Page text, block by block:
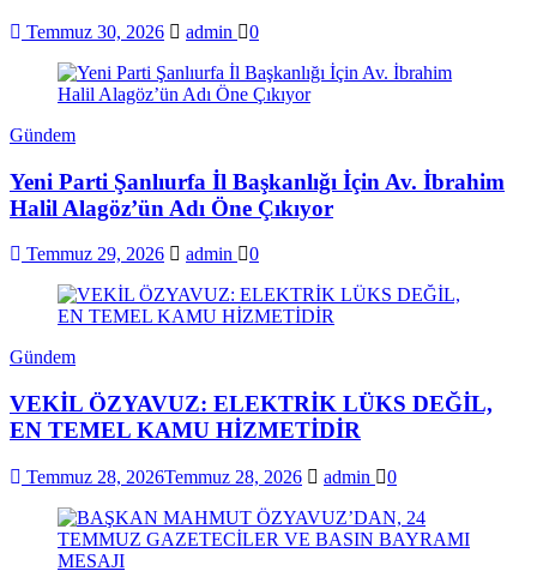
Temmuz 30, 2026 admin 0
Gündem
Yeni Parti Şanlıurfa İl Başkanlığı İçin Av. İbrahim
Halil Alagöz’ün Adı Öne Çıkıyor
Temmuz 29, 2026 admin 0
Gündem
VEKİL ÖZYAVUZ: ELEKTRİK LÜKS DEĞİL,
EN TEMEL KAMU HİZMETİDİR
Temmuz 28, 2026Temmuz 28, 2026 admin 0